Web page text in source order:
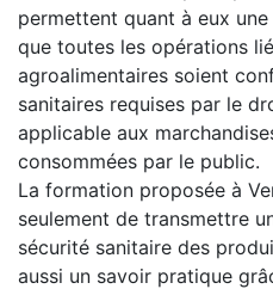
permettent quant à eux
que toutes les opérations
agroalimentaires soient
sanitaires requises par le
applicable aux
consommées par le public.
La formation proposée à
seulement de transmettre
sécurité sanitaire des
aussi un savoir pratique